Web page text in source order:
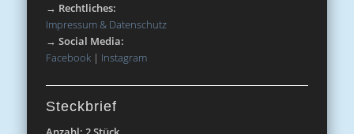
→ Rechtliches:
Impressum & Datenschutz
→Social Media:
Facebook | Instagram
Steckbrief